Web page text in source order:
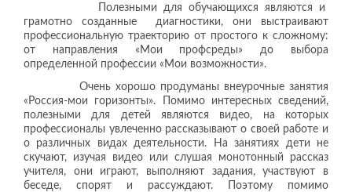
Полезными для обучающихся являются и
грамотно созданные диагностики, они выстраивают
профессиональную траекторию от простого к сложному:
от направления «Мои профсреды» до выбора
определенной профессии «Мои возможности».
Очень хорошо продуманы внеурочные занятия
«Россия-мои горизонты». Помимо интересных сведений,
полезными для детей являются видео, на которых
профессионалы увлеченно рассказывают о своей работе и
о различных видах деятельности. На занятиях дети не
скучают, изучая видео или слушая монотонный рассказ
учителя, они играют, выполняют задания, участвуют в
беседе, спорят и рассуждают. Поэтому помимо